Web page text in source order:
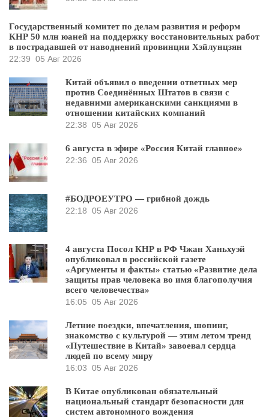
Государственный комитет по делам развития и реформ
КНР 50 млн юаней на поддержку восстановительных работ
в пострадавшей от наводнений провинции Хэйлунцзян
22:39 05 Авг 2026
Китай объявил о введении ответных мер
против Соединённых Штатов в связи с
недавними американскими санкциями в
отношении китайских компаний
22:38 05 Авг 2026
6 августа в эфире «Россия Китай главное»
22:36 05 Авг 2026
#БОДРОЕУТРО — грибной дождь
22:18 05 Авг 2026
4 августа Посол КНР в РФ Чжан Ханьхуэй
опубликовал в российской газете
«Аргументы и факты» статью «Развитие дела
защиты прав человека во имя благополучия
всего человечества»
16:05 05 Авг 2026
Летние поездки, впечатления, шопинг,
знакомство с культурой — этим летом тренд
«Путешествие в Китай» завоевал сердца
людей по всему миру
16:03 05 Авг 2026
В Китае опубликован обязательный
национальный стандарт безопасности для
систем автономного вождения